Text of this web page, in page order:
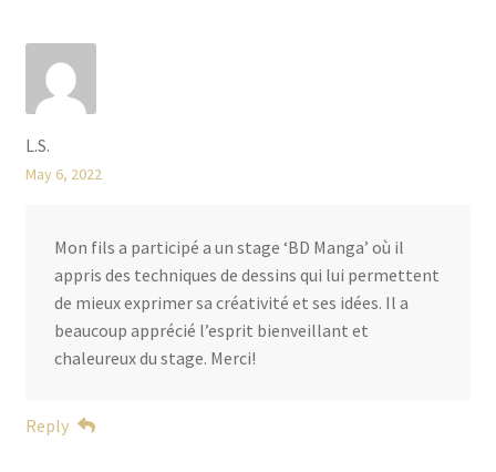
L.S.
May 6, 2022
Mon fils a participé a un stage ‘BD Manga’ où il
appris des techniques de dessins qui lui permettent
de mieux exprimer sa créativité et ses idées. Il a
beaucoup apprécié l’esprit bienveillant et
chaleureux du stage. Merci!
Reply